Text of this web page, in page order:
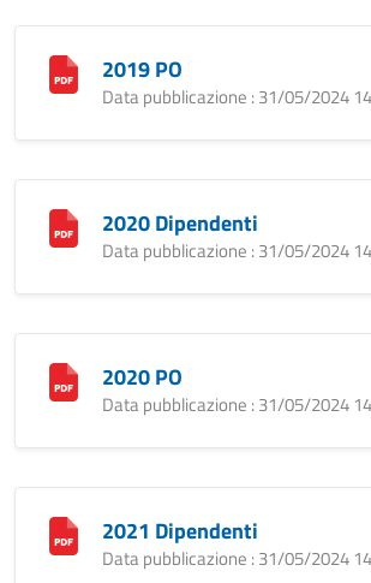
2019 PO
Data pubblicazione : 31/05/2024
2020 Dipendenti
Data pubblicazione : 31/05/2024
2020 PO
Data pubblicazione : 31/05/2024
2021 Dipendenti
Data pubblicazione : 31/05/2024